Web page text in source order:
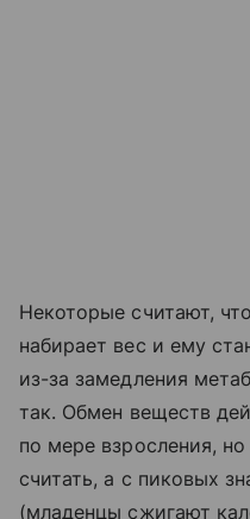
Некоторые считают,
набирает вес и ему
из-за замедления
так. Обмен веществ
по мере взросления,
считать, а с пиковых
(младенцы сжигают